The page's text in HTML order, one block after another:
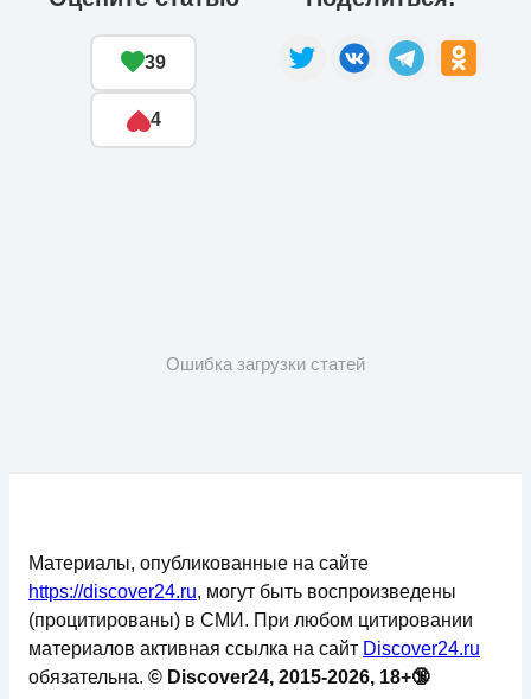
39
4
Ошибка загрузки статей
Материалы, опубликованные на сайте
https://discover24.ru, могут быть воспроизведены
(процитированы) в СМИ. При любом цитировании
материалов активная ссылка на сайт Discover24.ru
обязательна. © Discover24, 2015-2026, 18+🔞